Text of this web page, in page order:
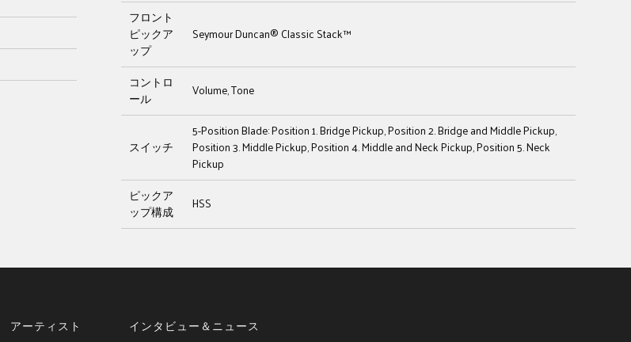
フロント
ピックア
ップ
Seymour Duncan® Classic Stack™
コントロ
ール
Volume, Tone
スイッチ
5-Position Blade: Position 1. Bridge Pickup, Position 2. Bridge and Middle Pickup,
Position 3. Middle Pickup, Position 4. Middle and Neck Pickup, Position 5. Neck
Pickup
ピックア
ップ構成
HSS
アーティスト インタビュー＆ニュース